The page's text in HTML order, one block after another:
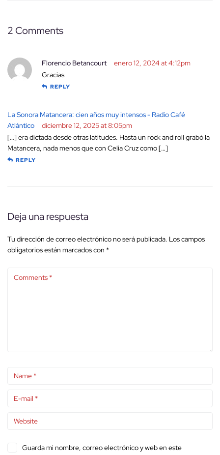
2 Comments
Florencio Betancourt
enero 12, 2024 at 4:12pm
Gracias
REPLY
La Sonora Matancera: cien años muy intensos - Radio Café
Atlántico
diciembre 12, 2025 at 8:05pm
[…] era dictada desde otras latitudes. Hasta un rock and roll grabó la
Matancera, nada menos que con Celia Cruz como […]
REPLY
Deja una respuesta
Tu dirección de correo electrónico no será publicada. Los campos
obligatorios están marcados con *
Guarda mi nombre, correo electrónico y web en este